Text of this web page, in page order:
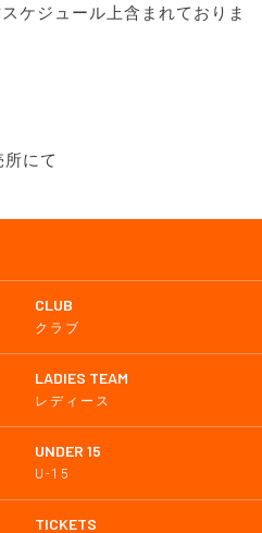
CLUB
クラブ
LADIES TEAM
レディース
UNDER 15
U-15
TICKETS
ケジュール上含まれておりま
にて